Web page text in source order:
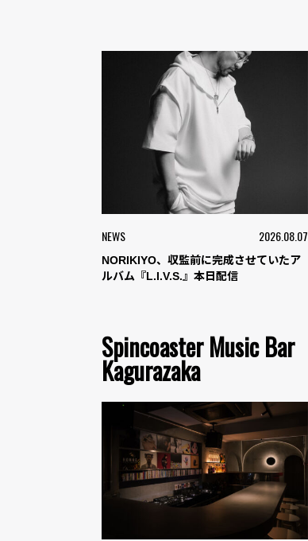
NEWS 2026.08.07
NORIKIYO、収監前に完成させていたア
ルバム『L.I.V.S.』本日配信
Spincoaster Music Bar
Kagurazaka